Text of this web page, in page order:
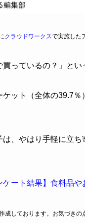
クラウドワークスで実施した
っているの？」と
ット（全体の39.7％
、やはり手軽に立
ケート結果】食料品
成しております。お気づきの